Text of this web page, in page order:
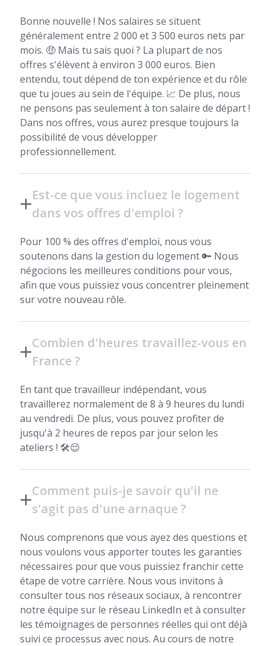
Bonne nouvelle ! Nos salaires se situent
généralement entre 2 000 et 3 500 euros nets par
mois. 🤑 Mais tu sais quoi ? La plupart de nos
offres s'élèvent à environ 3 000 euros. Bien
entendu, tout dépend de ton expérience et du rôle
que tu joues au sein de l'équipe. 📈 De plus, nous
ne pensons pas seulement à ton salaire de départ !
Dans nos offres, vous aurez presque toujours la
possibilité de vous développer
professionnellement.
Est-ce que vous incluez le logement
dans vos offres d'emploi ?
Pour 100 % des offres d'emploi, nous vous
soutenons dans la gestion du logement 🔑 Nous
négocions les meilleures conditions pour vous,
afin que vous puissiez vous concentrer pleinement
sur votre nouveau rôle.
Combien d'heures travaillez-vous en
France ?
En tant que travailleur indépendant, vous
travaillerez normalement de 8 à 9 heures du lundi
au vendredi. De plus, vous pouvez profiter de
jusqu'à 2 heures de repos par jour selon les
ateliers ! 🛠️😌
Comment puis-je savoir qu'il ne
s'agit pas d'une arnaque ?
Nous comprenons que vous ayez des questions et
nous voulons vous apporter toutes les garanties
nécessaires pour que vous puissiez franchir cette
étape de votre carrière. Nous vous invitons à
consulter tous nos réseaux sociaux, à rencontrer
notre équipe sur le réseau LinkedIn et à consulter
les témoignages de personnes réelles qui ont déjà
suivi ce processus avec nous. Au cours de notre